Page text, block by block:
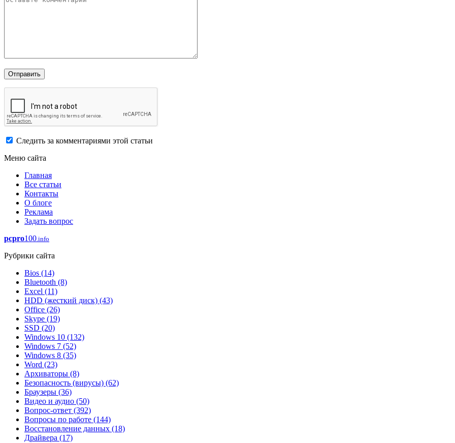
Следить за комментариями этой статьи
Меню сайта
Главная
Все статьи
Контакты
О блоге
Реклама
Задать вопрос
pcpro100.info
Рубрики сайта
Bios (14)
Bluetooth (8)
Excel (11)
HDD (жесткий диск) (43)
Office (26)
Skype (19)
SSD (20)
Windows 10 (132)
Windows 7 (52)
Windows 8 (35)
Word (23)
Архиваторы (8)
Безопасность (вирусы) (62)
Браузеры (36)
Видео и аудио (50)
Вопрос-ответ (392)
Вопросы по работе (144)
Восстановление данных (18)
Драйвера (17)